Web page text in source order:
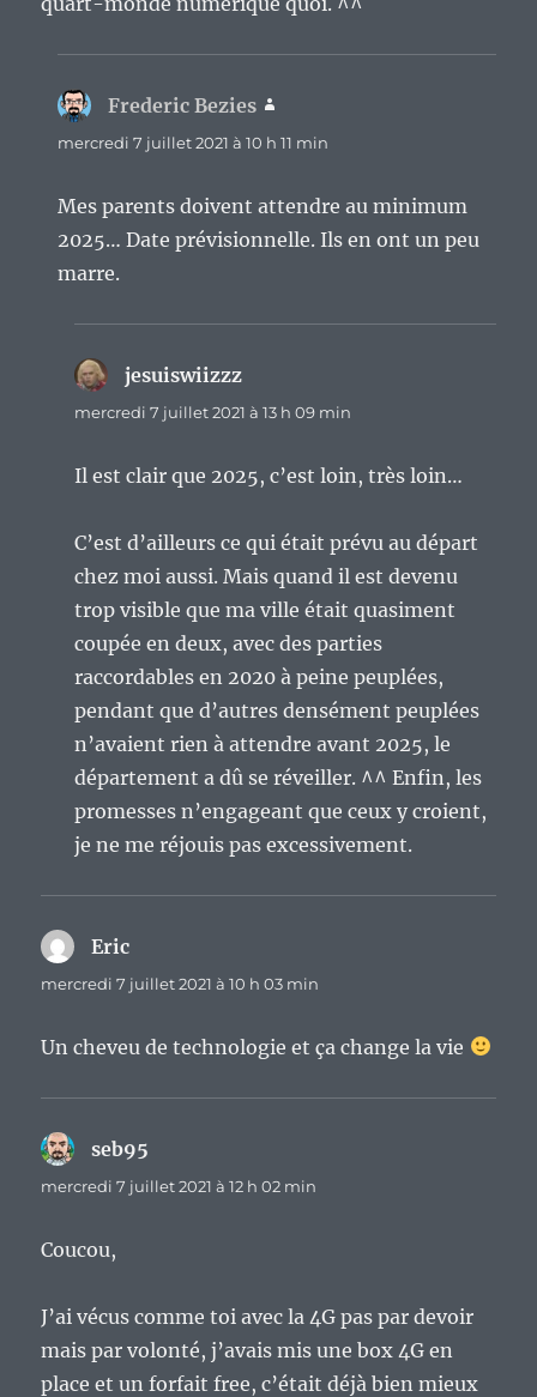
Frederic Bezies
mercredi 7 juillet 2021 à 10 h 11 min
Mes parents doivent attendre au minimum
2025… Date prévisionnelle. Ils en ont un peu
marre.
jesuiswiizzz
mercredi 7 juillet 2021 à 13 h 09 min
Il est clair que 2025, c’est loin, très loin…
C’est d’ailleurs ce qui était prévu au départ
chez moi aussi. Mais quand il est devenu
trop visible que ma ville était quasiment
coupée en deux, avec des parties
raccordables en 2020 à peine peuplées,
pendant que d’autres densément peuplées
n’avaient rien à attendre avant 2025, le
département a dû se réveiller. ^^ Enfin, les
promesses n’engageant que ceux y croient,
je ne me réjouis pas excessivement.
Eric
mercredi 7 juillet 2021 à 10 h 03 min
Un cheveu de technologie et ça change la vie
seb95
mercredi 7 juillet 2021 à 12 h 02 min
Coucou,
J’ai vécus comme toi avec la 4G pas par devoir
mais par volonté, j’avais mis une box 4G en
place et un forfait free, c’était déjà bien mieux